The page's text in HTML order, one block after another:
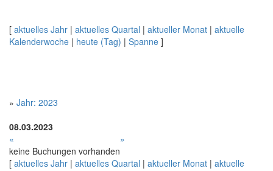
[ aktuelles Jahr | aktuelles Quartal | aktueller Monat | aktuelle
Kalenderwoche | heute (Tag) | Spanne ]
» Jahr: 2023
08.03.2023
«
»
keine Buchungen vorhanden
[ aktuelles Jahr | aktuelles Quartal | aktueller Monat | aktuelle